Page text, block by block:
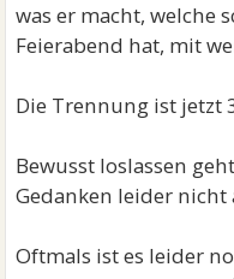
was er macht, welche
Feierabend hat, mit
Die Trennung ist jetzt
Bewusst loslassen
Gedanken leider nicht
Oftmals ist es leider